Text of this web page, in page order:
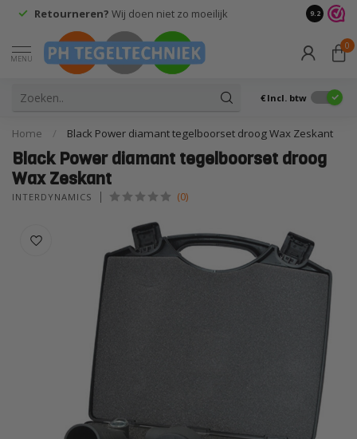
Retourneren? Wij doen niet zo moeilijk 9.2
MENU
0
€ Incl. btw
Home / Black Power diamant tegelboorset droog Wax Zeskant
Black Power diamant tegelboorset droog
Wax Zeskant
INTERDYNAMICS (0)